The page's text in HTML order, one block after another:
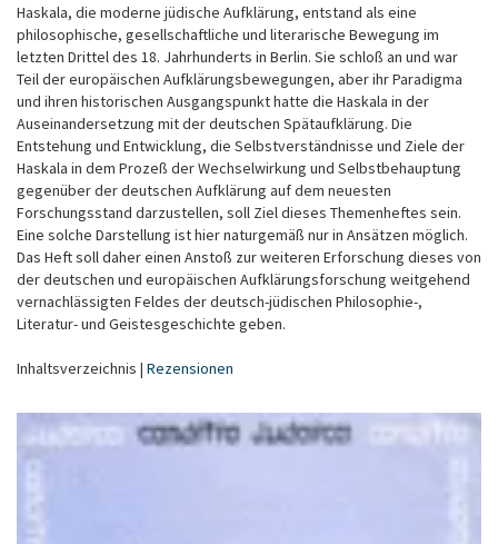
Haskala, die moderne jüdische Aufklärung, entstand als eine
philosophische, gesellschaftliche und literarische Bewegung im
letzten Drittel des 18. Jahrhunderts in Berlin. Sie schloß an und war
Teil der europäischen Aufklärungsbewegungen, aber ihr Paradigma
und ihren historischen Ausgangspunkt hatte die Haskala in der
Auseinandersetzung mit der deutschen Spätaufklärung. Die
Entstehung und Entwicklung, die Selbstverständnisse und Ziele der
Haskala in dem Prozeß der Wechselwirkung und Selbstbehauptung
gegenüber der deutschen Aufklärung auf dem neuesten
Forschungsstand darzustellen, soll Ziel dieses Themenheftes sein.
Eine solche Darstellung ist hier naturgemäß nur in Ansätzen möglich.
Das Heft soll daher einen Anstoß zur weiteren Erforschung dieses von
der deutschen und europäischen Aufklärungsforschung weitgehend
vernachlässigten Feldes der deutsch-jüdischen Philosophie-,
Literatur- und Geistesgeschichte geben.
Inhaltsverzeichnis | Rezensionen